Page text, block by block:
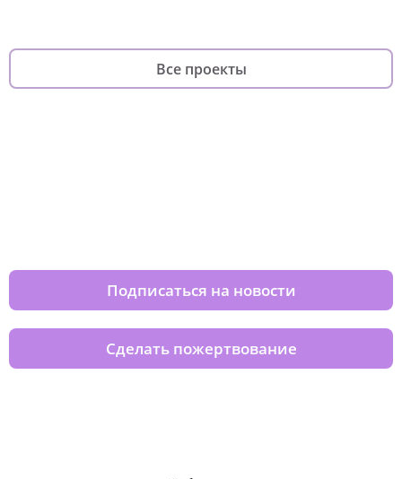
Все проекты
Подписаться на новости
Сделать пожертвование